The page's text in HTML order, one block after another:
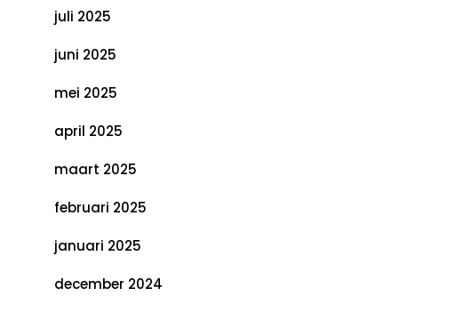
juli 2025
juni 2025
mei 2025
april 2025
maart 2025
februari 2025
januari 2025
december 2024